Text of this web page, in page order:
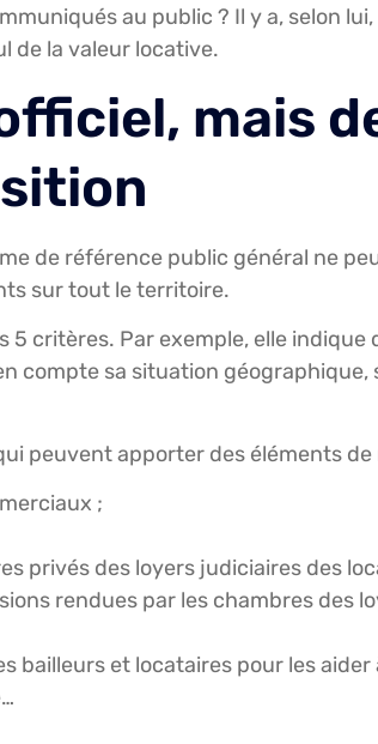
au public ? Il y a, selon lui,
de la valeur locative.
mais
de référence public général ne
sur tout le territoire.
5 critères. Par exemple, elle indique
compte sa situation géographique,
peuvent apporter des éléments
;
privés des loyers judiciaires des
rendues par les chambres des
bailleurs et locataires pour les